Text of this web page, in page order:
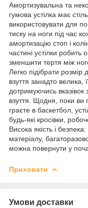
Амортизувальна та
гумова устілка має
використовувати для
тиску на ноги під час
амортизацію стоп і
частині устілки
зменшити тертя між
Легко підібрати розмір
взуття занадто велика,
дотримуючись вказівок
взуття. Щодня, поки ви
граєте в баскетбол,
будь-які кросівки,
Висока якість і
матеріалу,
можна повернути у
Приховати
Умови доставки